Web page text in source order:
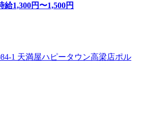
給1,300円〜1,500円
1 天満屋ハピータウン高梁店ポル